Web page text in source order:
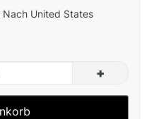
United States
+